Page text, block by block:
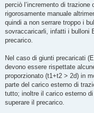
perciò l’incremento di
rigorosamente manuale
quindi a non serrare troppo i
sovraccaricarli, infatti i bulloni
precarico.
Nel caso di giunti precaricati
devono essere rispettate
proporzionato (t1+t2 > 2d) in
parte del carico esterno di
tutto; inoltre il carico esterno
superare il precarico.